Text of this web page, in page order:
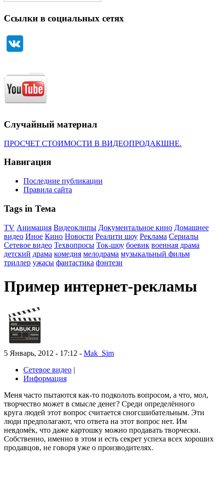
Ссылки в социальных сетях
Случайный материал
ПРОСЧЕТ СТОИМОСТИ В ВИДЕОПРОДАКШНЕ.
Навигация
Последние публикации
Правила сайта
Tags in Тема
TV Анимация Видеоклипы Документальное кино Домашнее
видео Иное Кино Новости Реалити шоу Реклама Сериалы
Сетевое видео Техвопросы Ток-шоу боевик военная драма
детский драма комедия мелодрама музыкальный фильм
триллер ужасы фантастика фэнтези
Пример интернет-рекламы
5 Январь, 2012 - 17:12 - Mak_Sim
Сетевое видео |
Информация
Меня часто пытаются как-то подколоть вопросом, а что, мол,
творчество может в смысле денег? Среди определённого
круга людей этот вопрос считается сногсшибательным. Эти
люди предполагают, что ответа на этот вопрос нет. Им
невдомёк, что даже картошку можно продавать творчески.
Собственно, именно в этом и есть секрет успеха всех хороших
продавцов, не говоря уже о производителях.